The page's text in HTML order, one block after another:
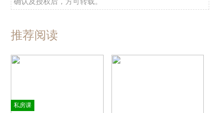
推荐阅读
私房课